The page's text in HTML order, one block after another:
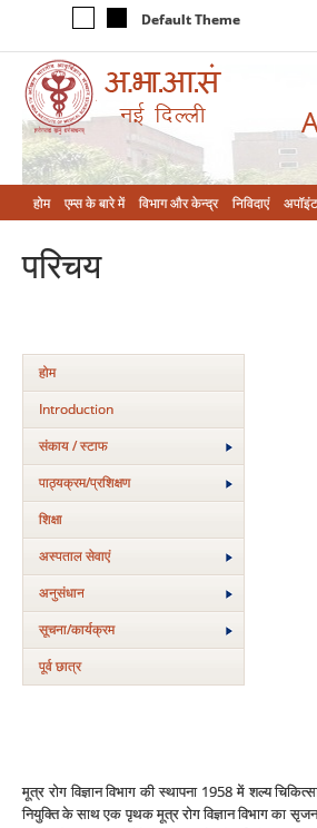
Default Theme
होम एम्‍स के बारे में विभाग और केन्‍द्र निविदाएं
परिचय
होम
Introduction
संकाय / स्टाफ
पाठ्यक्रम/प्रशिक्षण
शिक्षा
अस्‍पताल सेवाएं
अनुसंधान
सूचना/कार्यक्रम
पूर्व छात्र
मूत्र रोग विज्ञान विभाग की स्‍थापना 1958 में शल्‍य
नियुक्ति के साथ एक पृथक मूत्र रोग विज्ञान विभाग का